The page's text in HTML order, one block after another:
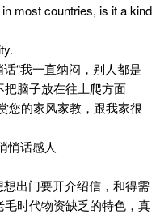
most countries, is it a kind
“我一直纳闷，别人都是
脑子放在往上爬方面
您的家风家教，跟我家很
悄话感人
出门要开介绍信，和得需
时代物资缺乏的特色，真